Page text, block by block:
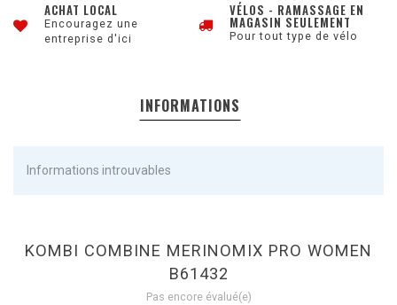
ACHAT LOCAL
Encouragez une
entreprise d'ici
VÉLOS - RAMASSAGE EN
MAGASIN SEULEMENT
Pour tout type de vélo
INFORMATIONS
Informations introuvables
KOMBI COMBINE MERINOMIX PRO WOMEN
B61432
Pas encore évalué(e)